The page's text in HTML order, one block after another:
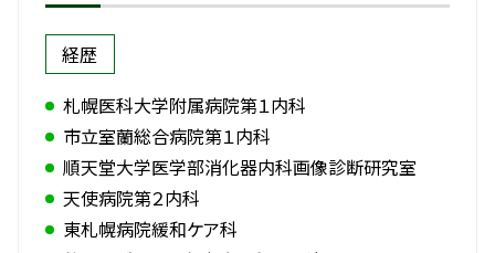
経歴
札幌医科大学附属病院第１内科
市立室蘭総合病院第１内科
順天堂大学医学部消化器内科画像診断研究室
天使病院第２内科
東札幌病院緩和ケア科